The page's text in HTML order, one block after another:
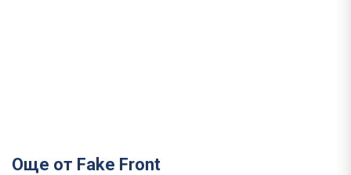
Още от Fake Front